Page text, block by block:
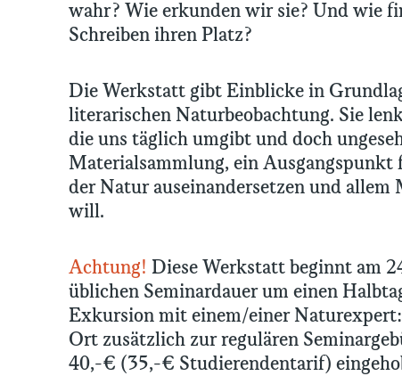
wahr? Wie erkunden wir sie? Und wie
Schreiben ihren Platz?
Die Werkstatt gibt Einblicke in
literarischen Naturbeobachtung. Sie
die uns täglich umgibt und doch
Materialsammlung, ein
der Natur auseinandersetzen und allem
will.
Achtung! Diese Werkstatt beginnt am
üblichen Seminardauer um einen
Exkursion mit einem/einer
Ort zusätzlich zur regulären
40,-€ (35,-€ Studierendentarif)